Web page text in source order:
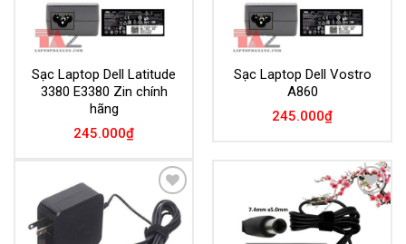
Sạc Laptop Dell Latitude
3380 E3380 Zin chính
hãng
245.000₫
Sạc Laptop Dell Vostro
A860
245.000₫
Add to
Wishlist
Add to
Wishlist